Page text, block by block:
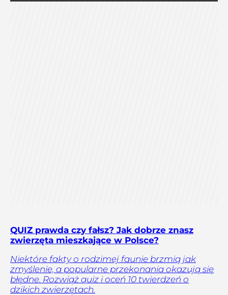
QUIZ prawda czy fałsz? Jak dobrze znasz
zwierzęta mieszkające w Polsce?
Niektóre fakty o rodzimej faunie brzmią jak
zmyślenie, a popularne przekonania okazują się
błędne. Rozwiąż quiz i oceń 10 twierdzeń o
dzikich zwierzętach.